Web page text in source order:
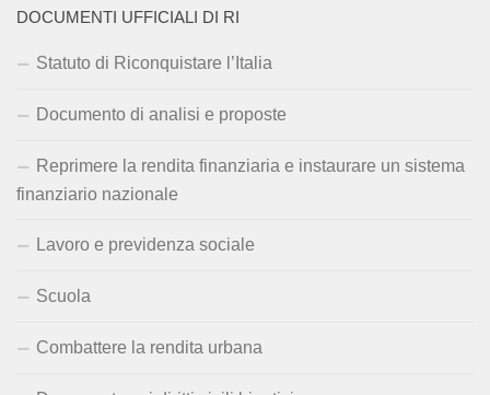
DOCUMENTI UFFICIALI DI RI
Statuto di Riconquistare l’Italia
Documento di analisi e proposte
Reprimere la rendita finanziaria e instaurare un sistema
finanziario nazionale
Lavoro e previdenza sociale
Scuola
Combattere la rendita urbana